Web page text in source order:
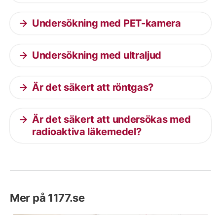
Undersökning med PET-kamera
Undersökning med ultraljud
Är det säkert att röntgas?
Är det säkert att undersökas med
radioaktiva läkemedel?
Mer på 1177.se